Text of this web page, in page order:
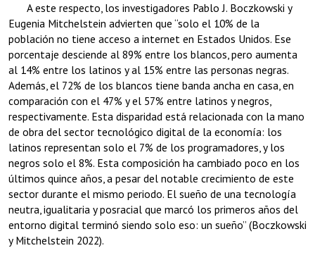
A este respecto, los investigadores Pablo J. Boczkowski y
Eugenia Mitchelstein advierten que “solo el 10% de la
población no tiene acceso a internet en Estados Unidos. Ese
porcentaje desciende al 89% entre los blancos, pero aumenta
al 14% entre los latinos y al 15% entre las personas negras.
Además, el 72% de los blancos tiene banda ancha en casa, en
comparación con el 47% y el 57% entre latinos y negros,
respectivamente. Esta disparidad está relacionada con la mano
de obra del sector tecnológico digital de la economía: los
latinos representan solo el 7% de los programadores, y los
negros solo el 8%. Esta composición ha cambiado poco en los
últimos quince años, a pesar del notable crecimiento de este
sector durante el mismo periodo. El sueño de una tecnología
neutra, igualitaria y posracial que marcó los primeros años del
entorno digital terminó siendo solo eso: un sueño” (Boczkowski
y Mitchelstein 2022).